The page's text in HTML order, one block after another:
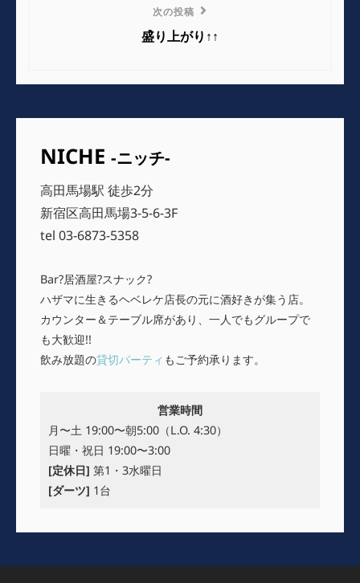
稿
次の投稿
盛り上がり↑↑
NICHE -ニッチ-
高田馬場駅 徒歩2分
新宿区高田馬場3-5-6-3F
tel 03-6873-5358
Bar?居酒屋?スナック?
ハザマに生きるヘベレケ店長の元に酒好きが集う店。
カウンター＆テーブル席があり、一人でもグループで
も大歓迎!!
飲み放題の貸切パーティ もご予約承ります。
営業時間
月〜土 19:00〜朝5:00（L.O. 4:30）
日曜・祝日 19:00〜3:00
[定休日] 第1・3水曜日
[ダーツ] 1台